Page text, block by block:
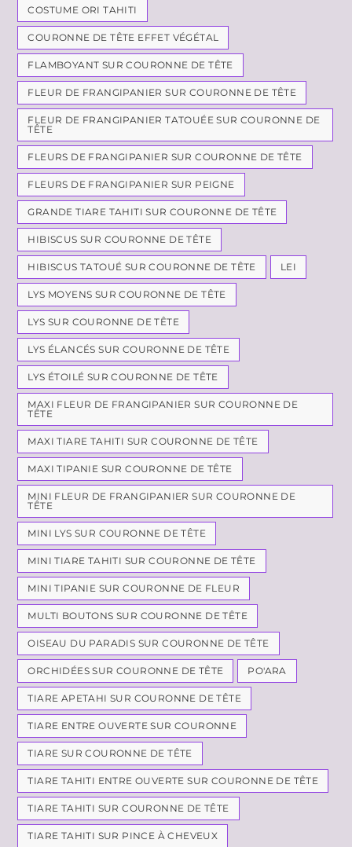
COSTUME ORI TAHITI
COURONNE DE TÊTE EFFET VÉGÉTAL
FLAMBOYANT SUR COURONNE DE TÊTE
FLEUR DE FRANGIPANIER SUR COURONNE DE TÊTE
FLEUR DE FRANGIPANIER TATOUÉE SUR COURONNE DE
TÊTE
FLEURS DE FRANGIPANIER SUR COURONNE DE TÊTE
FLEURS DE FRANGIPANIER SUR PEIGNE
GRANDE TIARE TAHITI SUR COURONNE DE TÊTE
HIBISCUS SUR COURONNE DE TÊTE
HIBISCUS TATOUÉ SUR COURONNE DE TÊTE LEI
LYS MOYENS SUR COURONNE DE TÊTE
LYS SUR COURONNE DE TÊTE
LYS ÉLANCÉS SUR COURONNE DE TÊTE
LYS ÉTOILÉ SUR COURONNE DE TÊTE
MAXI FLEUR DE FRANGIPANIER SUR COURONNE DE
TÊTE
MAXI TIARE TAHITI SUR COURONNE DE TÊTE
MAXI TIPANIE SUR COURONNE DE TÊTE
MINI FLEUR DE FRANGIPANIER SUR COURONNE DE
TÊTE
MINI LYS SUR COURONNE DE TÊTE
MINI TIARE TAHITI SUR COURONNE DE TÊTE
MINI TIPANIE SUR COURONNE DE FLEUR
MULTI BOUTONS SUR COURONNE DE TÊTE
OISEAU DU PARADIS SUR COURONNE DE TÊTE
ORCHIDÉES SUR COURONNE DE TÊTE PO'ARA
TIARE APETAHI SUR COURONNE DE TÊTE
TIARE ENTRE OUVERTE SUR COURONNE
TIARE SUR COURONNE DE TÊTE
TIARE TAHITI ENTRE OUVERTE SUR COURONNE DE TÊTE
TIARE TAHITI SUR COURONNE DE TÊTE
TIARE TAHITI SUR PINCE À CHEVEUX